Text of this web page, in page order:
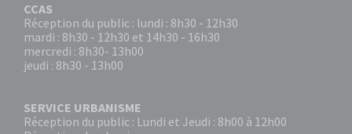
CCAS
Réception du public : lundi : 8h30 - 12h30
mardi : 8h30 - 12h30 et 14h30 - 16h30
mercredi : 8h30- 13h00
jeudi : 8h30 - 13h00
SERVICE URBANISME
Réception du public : Lundi et Jeudi : 8h00 à 12h00